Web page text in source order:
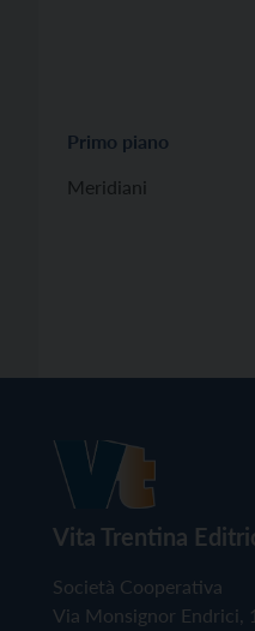
Primo piano
Meridiani
Vita Trentina
Società Cooperativa
Via Monsignor Endrici,